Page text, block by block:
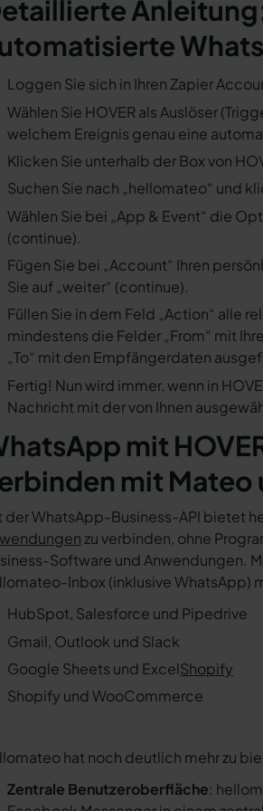
Loggen Sie sich in Ihren Zapier
Wählen Sie HOVER als Auslöser
welchem Ereignis genau eine
Klicken Sie unterhalb der Box von
Suchen Sie nach „hellomateo“ und
Wählen Sie bei „App & Event“ die
(continue).
Fügen Sie bei „Account“ Ihren
Sie auf „weiter“ (continue).
Füllen Sie in dem Feld „Action“ alle
mindestens die Felder „From“ mit
„To“ mit den Empfängerdaten
Fertig! Nun wird immer, wenn in
Nachricht mit der von Ihnen
mit
mit Mateo
der WhatsApp-Business-API bietet
zu verbinden, ohne
Software und Anwendungen.
Inbox (inklusive WhatsApp)
HubSpot, Salesforce und Pipedrive
Gmail, Outlook und Slack
Google Sheets und ExcelShopify
Shopify und WooCommerce
hat noch deutlich mehr zu
Zentrale Benutzeroberfläche: